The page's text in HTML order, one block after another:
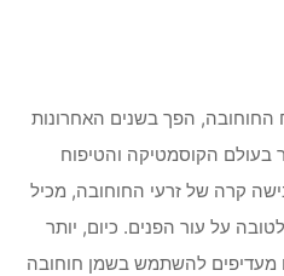
החוחובה, הפך בשנים האחרונות
בעולם הקוסמטיקה והטיפוח
קרה של זרעי החוחובה, מכיל
על עור הפנים. כיום, יותר
מעדיפים להשתמש בשמן חוחובה